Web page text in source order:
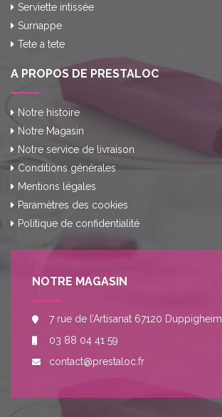
Serviette intissée
Surnappe
Tete a tete
A PROPOS DE PRESTALOC
Notre histoire
Notre Magasin
Notre service de livraison
Conditions générales
Mentions légales
Paramètres des cookies
Politique de confidentialité
NOTRE MAGASIN
7 rue de l’Artisanat 67120 Duppigheim
03 88 04 41 59
contact@prestaloc.fr